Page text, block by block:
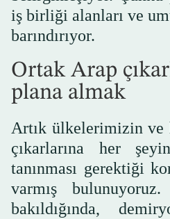
iş birliği alanları ve
barındırıyor.
Ortak Arap
plana almak
Artık ülkelerimizin ve
çıkarlarına her
tanınması gerektiği
varmış
bakıldığında,